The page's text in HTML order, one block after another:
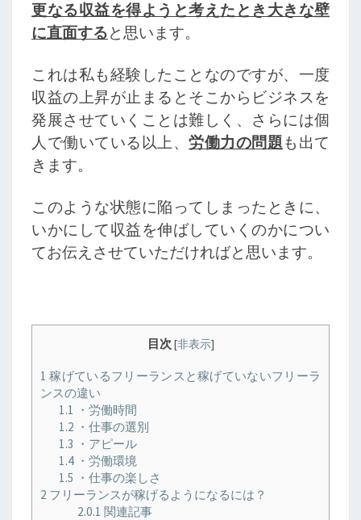
更なる収益を得ようと考えたとき大きな壁
に直面すると思います。
これは私も経験したことなのですが、一度
収益の上昇が止まるとそこからビジネスを
発展させていくことは難しく、さらには個
人で働いている以上、 労働力の問題も出て
きます。
このような状態に陥ってしまったときに、
いかにして収益を伸ばしていくのかについ
てお伝えさせていただければと思います。
目次 [非表示]
1 稼げているフリーランスと稼げていないフリーラ
ンスの違い
1.1
・労働時間
1.2 ・仕事の選別
1.3 ・アピール
1.4・労働環境
1.5 ・仕事の楽しさ
2 フリーランスが稼げるようになるには？
2.0.1 関連記事